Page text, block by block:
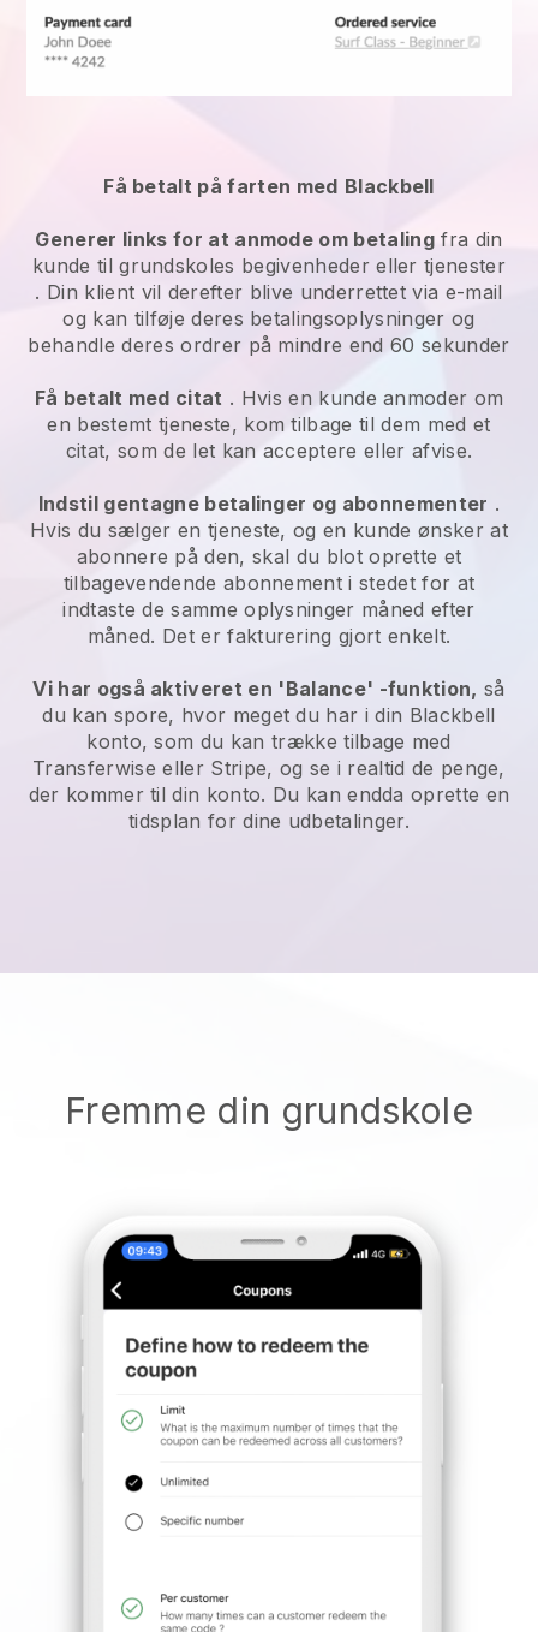
Få betalt på farten med Blackbell
Generer links for at anmode om betalingfra din
kunde tilgrundskoles begivenheder eller tjenester
. Din klient vil derefter blive underrettet via e-mail
og kan tilføje deres betalingsoplysninger og
behandle deres ordrer på mindre end 60 sekunder
Få betalt med citat . Hvis en kunde anmoder om
en bestemt tjeneste, kom tilbage til dem med et
citat, som de let kan acceptere eller afvise.
Indstil gentagne betalinger og abonnementer .
Hvis du sælger en tjeneste, og en kunde ønsker at
abonnere på den, skal du blot oprette et
tilbagevendende abonnement i stedet for at
indtaste de samme oplysninger måned efter
måned. Det er fakturering gjort enkelt.
Vi har også aktiveret en 'Balance' -funktion, så
du kan spore, hvor meget du har i din Blackbell
konto, som du kan trække tilbage med
Transferwise eller Stripe, og se i realtid de penge,
der kommer til din konto. Du kan endda oprette en
tidsplan for dine udbetalinger.
Fremme din grundskole